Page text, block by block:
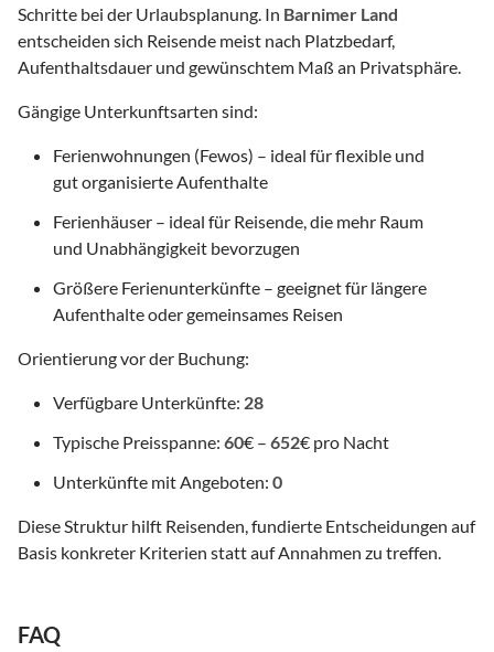
Schritte bei der Urlaubsplanung. In Barnimer Land
entscheiden sich Reisende meist nach Platzbedarf,
Aufenthaltsdauer und gewünschtem Maß an Privatsphäre.
Gängige Unterkunftsarten sind:
Ferienwohnungen (Fewos) – ideal für flexible und
gut organisierte Aufenthalte
Ferienhäuser – ideal für Reisende, die mehr Raum
und Unabhängigkeit bevorzugen
Größere Ferienunterkünfte – geeignet für längere
Aufenthalte oder gemeinsames Reisen
Orientierung vor der Buchung:
Verfügbare Unterkünfte: 28
Typische Preisspanne: 60€ – 652€ pro Nacht
Unterkünfte mit Angeboten: 0
Diese Struktur hilft Reisenden, fundierte Entscheidungen auf
Basis konkreter Kriterien statt auf Annahmen zu treffen.
FAQ